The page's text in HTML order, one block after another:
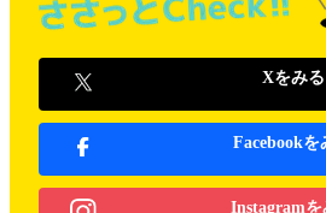
Xをみる
Facebookを
Instagramを